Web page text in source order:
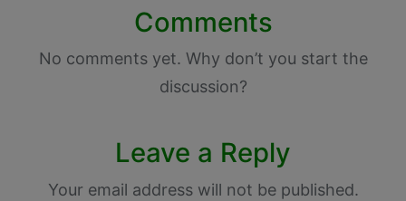
Comments
No comments yet. Why don’t you start the
discussion?
Leave a Reply
Your email address will not be published.